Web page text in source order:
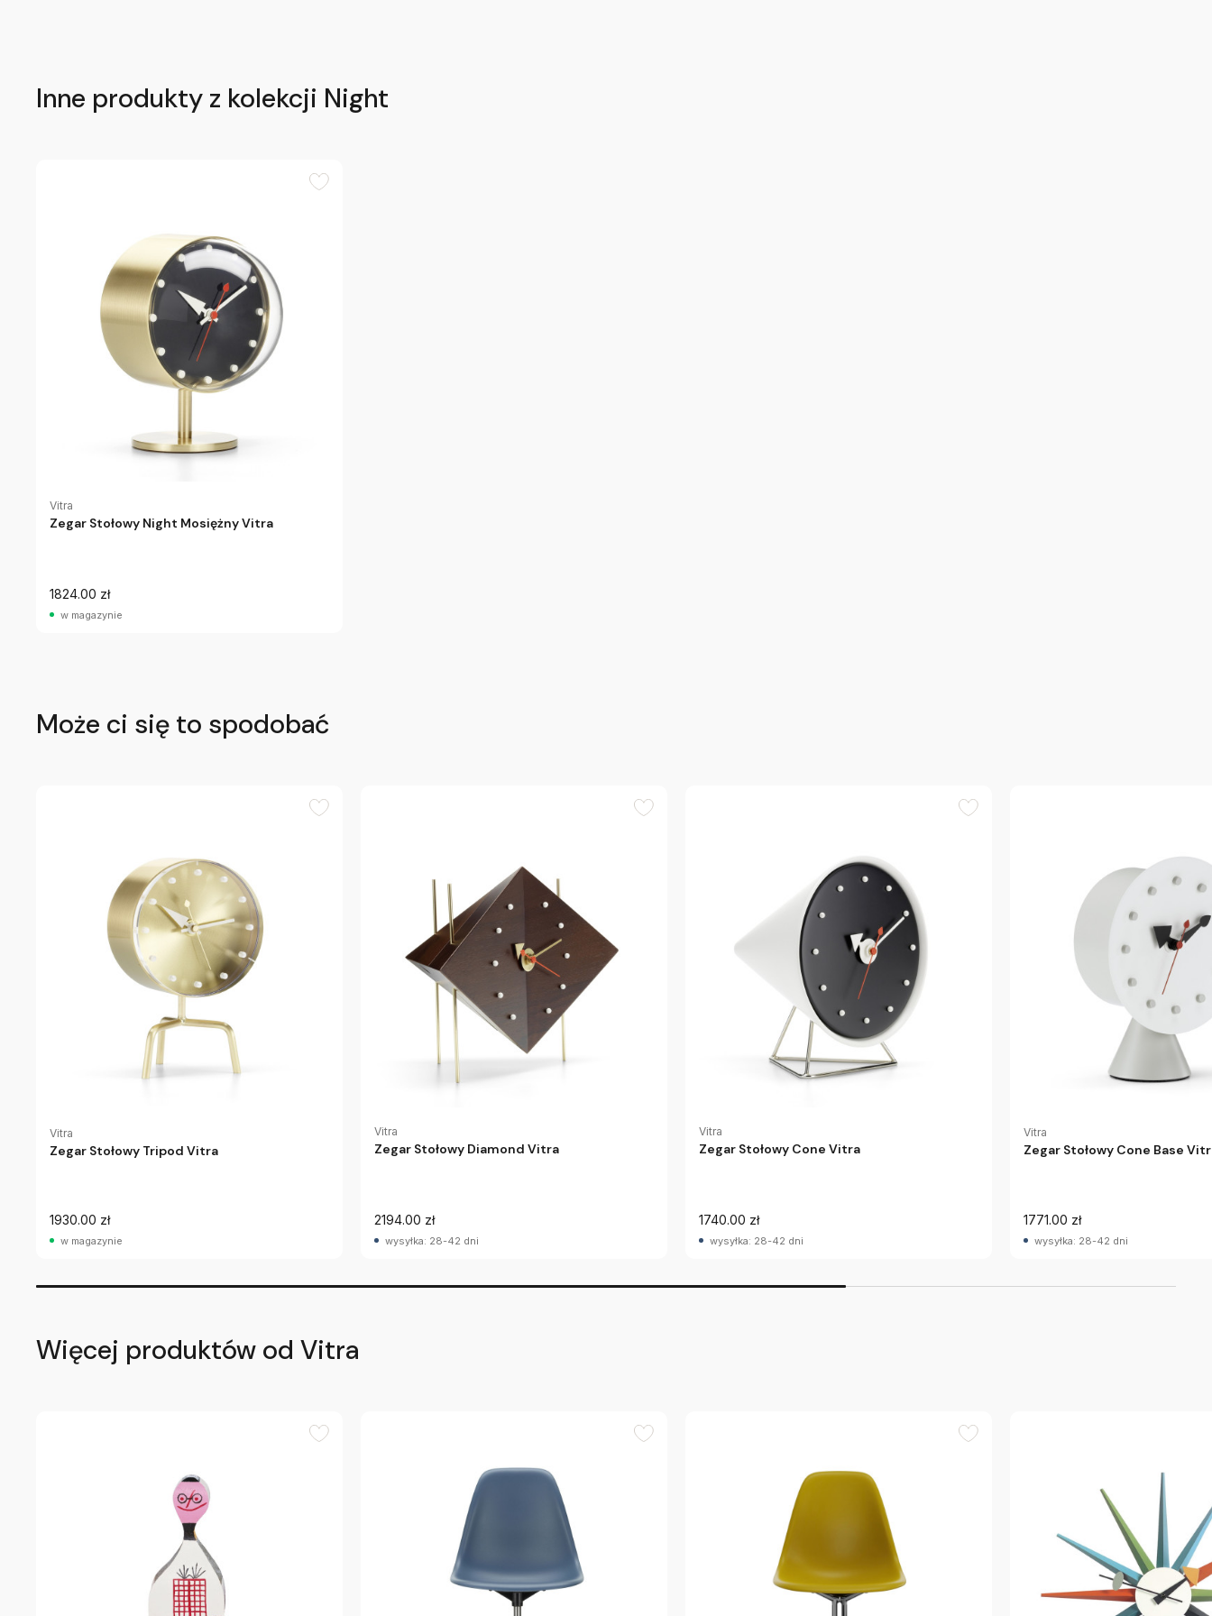
Inne produkty z kolekcji Night
Vitra
Zegar Stołowy Night Mosiężny Vitra
1824.00 zł
w magazynie
Może ci się to spodobać
Vitra
Zegar Stołowy Tripod Vitra
1930.00 zł
w magazynie
Vitra
Zegar Stołowy Diamond Vitra
2194.00 zł
wysyłka: 28-42 dni
Vitra
Zegar Stołowy Cone Vitra
1740.00 zł
wysyłka: 28-42 dni
Vitra
Zegar Stołowy Cone Base
1771.00 zł
wysyłka: 28-42 dni
Więcej produktów od Vitra